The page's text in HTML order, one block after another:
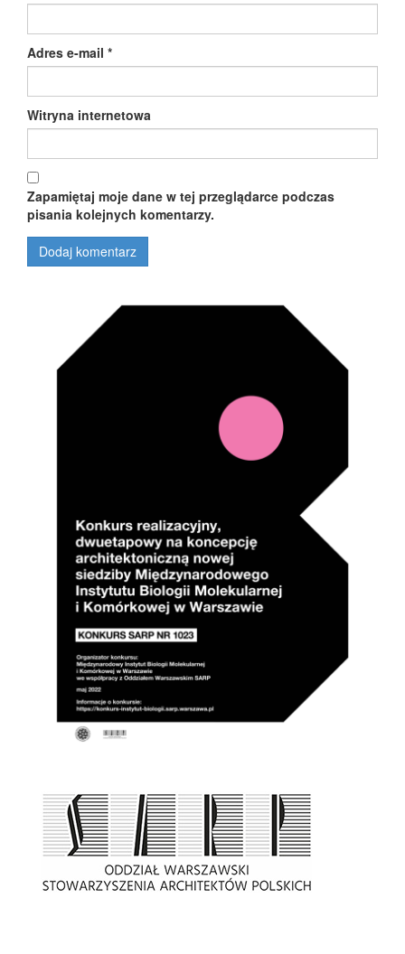
Adres e-mail *
Witryna internetowa
Zapamiętaj moje dane w tej przeglądarce podczas
pisania kolejnych komentarzy.